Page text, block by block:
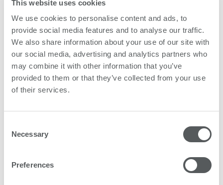
This website uses cookies
We use cookies to personalise content and ads, to
provide social media features and to analyse our traffic.
We also share information about your use of our site with
our social media, advertising and analytics partners who
may combine it with other information that you’ve
provided to them or that they’ve collected from your use
of their services.
Selection
Necessary
Preferences